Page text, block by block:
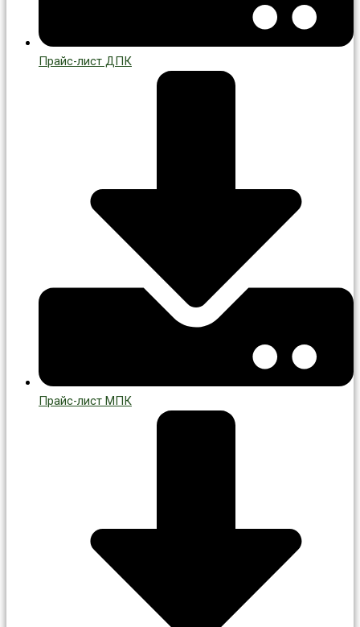
Прайс-лист ДПК
Прайс-лист МПК